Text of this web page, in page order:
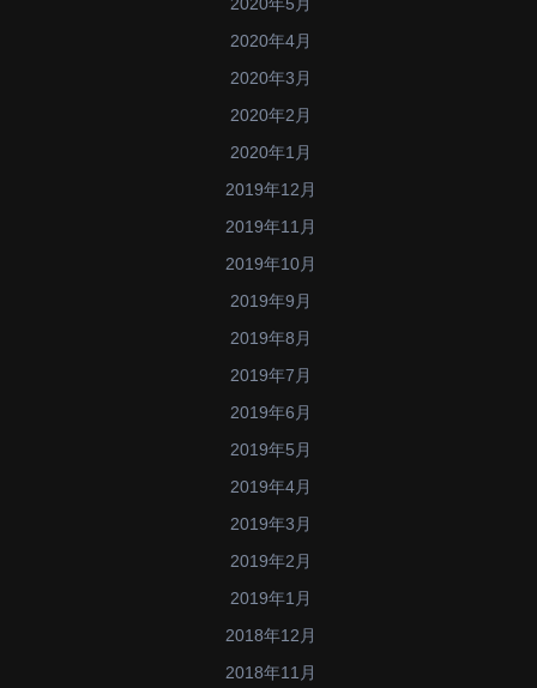
2020年4月
2020年3月
2020年2月
2020年1月
2019年12月
2019年11月
2019年10月
2019年9月
2019年8月
2019年7月
2019年6月
2019年5月
2019年4月
2019年3月
2019年2月
2019年1月
2018年12月
2018年11月